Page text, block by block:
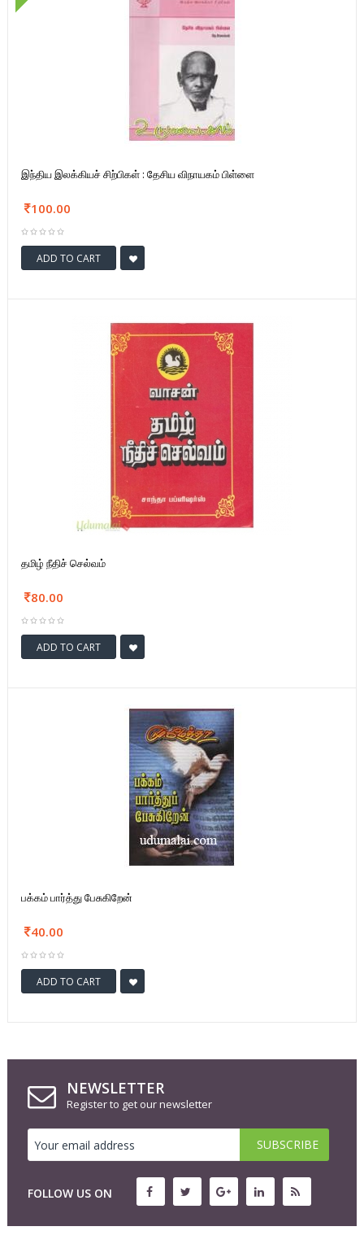
இந்திய இலக்கியச் சிற்பிகள் : தேசிய விநாயகம் பிள்ளை
100.00
ADD TO CART
தமிழ் நீதிச் செல்வம்
80.00
ADD TO CART
பக்கம் பார்த்து பேசுகிறேன்
40.00
ADD TO CART
NEWSLETTER
Register to get our newsletter
FOLLOW US ON